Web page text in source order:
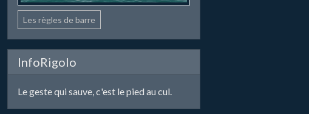
Les règles de barre
InfoRigolo
Le geste qui sauve, c'est le pied au cul.